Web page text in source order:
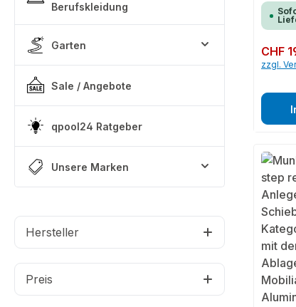
Berufskleidung
Garten
Sale / Angebote
qpool24 Ratgeber
Unsere Marken
Hersteller
Preis
Regulärer
CHF
zzgl.